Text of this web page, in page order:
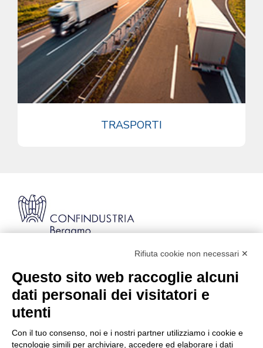
TRASPORTI
Codice Fiscale: 80021750163 | PEC:
info@pec.confindustriabergamo.it
CONFINDUSTRIA BERGAMO
Rifiuta cookie non necessari ✕
Questo sito web raccoglie alcuni
dati personali dei visitatori e
utenti
Con il tuo consenso, noi e i nostri partner utilizziamo i cookie e
tecnologie simili per archiviare, accedere ed elaborare i dati